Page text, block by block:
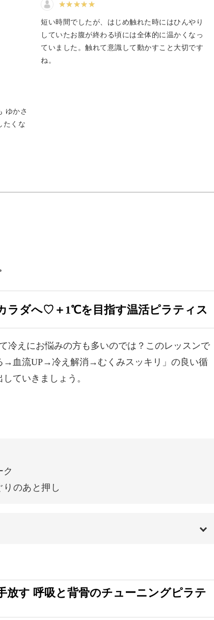
なただけではありません。大人女性にはよくある
1日1回10分のワークでケアすることが可能です。
？
ヨガほど意味はあまり知られていないことが多い
ニングのイメージが強いかもしれませんが元はリ
を改善する効果が期待できます。
短い時間でしたが、はじめ触れた時にはひんやり
していたお腹が終わる頃には全体的に温かくなっ
ていました。触れて意識して動かすこと大切です
ね。
ゆかさ
たくな
ラダへ♡＋1℃を目指す温活ピラティス
冷えにお悩みの方も多いのでは？このレッスンで
→血流UP→冷え解消→むくみスッキリ」の良い循
ていきましょう。
ク
のあと押し
00:20
放す 呼吸と背骨のチューニングピラテ